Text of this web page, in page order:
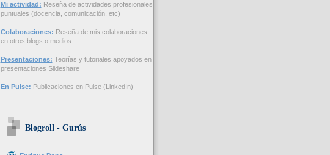
Mi actividad: Reseña de actividades profesionales
puntuales (docencia, comunicación, etc)
Colaboraciones: Reseña de mis colaboraciones
en otros blogs o medios
Presentaciones: Teorías y tutoriales apoyados en
presentaciones Slideshare
En Pulse: Publicaciones en Pulse (LinkedIn)
Blogroll - Gurús